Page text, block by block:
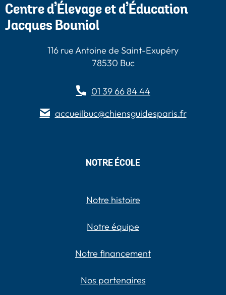
Centre d’Élevage et d’Éducation
Jacques Bouniol
116 rue Antoine de Saint-Exupéry
78530 Buc
01 39 66 84 44
accueilbuc@chiensguidesparis.fr
NOTRE ÉCOLE
Notre histoire
Notre équipe
Notre financement
Nos partenaires